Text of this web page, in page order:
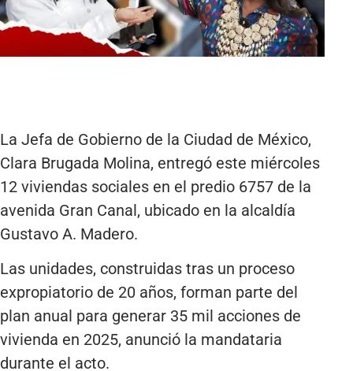
La Jefa de Gobierno de la Ciudad de México,
Clara Brugada Molina, entregó este miércoles
12 viviendas sociales en el predio 6757 de la
avenida Gran Canal, ubicado en la alcaldía
Gustavo A. Madero.
Las unidades, construidas tras un proceso
expropiatorio de 20 años, forman parte del
plan anual para generar 35 mil acciones de
vivienda en 2025, anunció la mandataria
durante el acto.